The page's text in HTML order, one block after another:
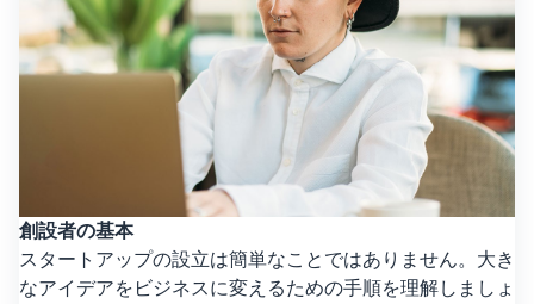
創設者の基本
スタートアップの設立は簡単なことではありません。大き
なアイデアをビジネスに変えるための手順を理解しましょ